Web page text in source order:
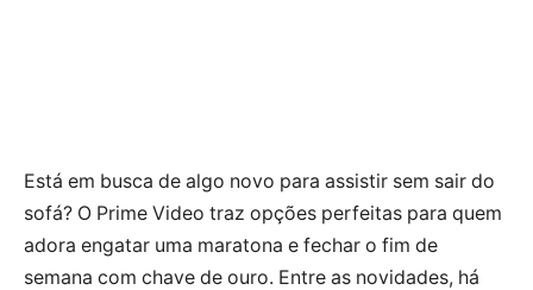
Está em busca de algo novo para assistir sem sair do
sofá? O Prime Video traz opções perfeitas para quem
adora engatar uma maratona e fechar o fim de
semana com chave de ouro. Entre as novidades, há